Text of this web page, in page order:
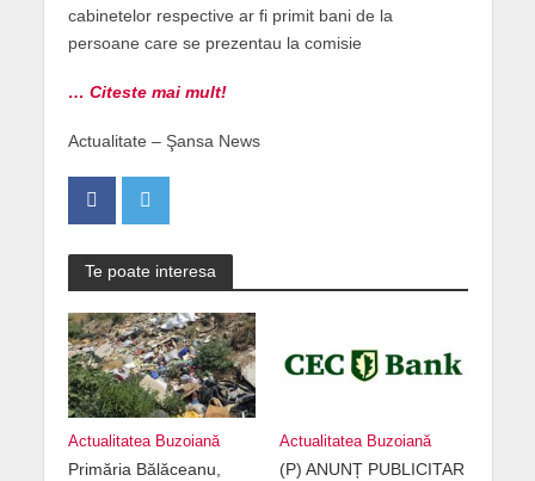
cabinetelor respective ar fi primit bani de la
persoane care se prezentau la comisie
… Citeste mai mult!
Actualitate – Şansa News
Te poate interesa
Actualitatea Buzoiană
Primăria Bălăceanu,
Actualitatea Buzoiană
(P) ANUNȚ PUBLICITAR